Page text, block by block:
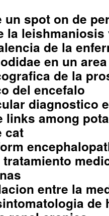
un spot on de
la
de la
en un
de la
del encefalo
diagnostico
links among
cat
entre la
de